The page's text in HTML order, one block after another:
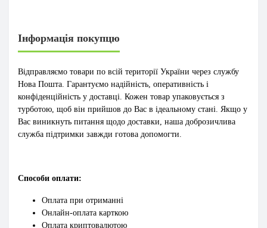
Інформація покупцю
Відправляємо товари по всій території України через службу
Нова Пошта. Гарантуємо надійність, оперативність і
конфіденційність у доставці. Кожен товар упаковується з
турботою, щоб він прийшов до Вас в ідеальному стані. Якщо у
Вас виникнуть питання щодо доставки, наша доброзичлива
служба підтримки завжди готова допомогти.
Способи оплати:
Оплата при отриманні
Онлайн-оплата карткою
Оплата криптовалютою